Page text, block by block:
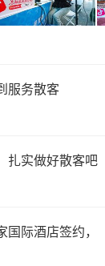
服务散客
扎实做好散客吧
际酒店签约，